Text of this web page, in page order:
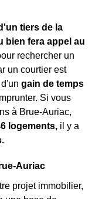
tiers de la
bien fera appel au
rechercher un
un courtier est
gain de temps
Si vous
à Brue-Auriac,
logements, il y a
Auriac
projet immobilier,